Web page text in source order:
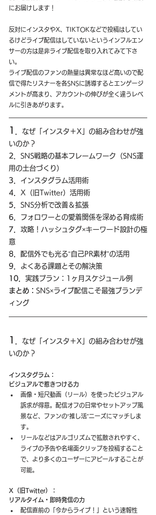
にお届けします！
反対にインスタやX、TIKTOKなどで投稿はしてい
るけどライブ配信はしていないというインフルエン
サーの方は是非ライブ配信を取り入れてみて下さ
い。
ライブ配信のファンの熱量は異常なほど高いので配
信で得たリスナーを各SNSに誘導するとエンゲージ
メントが高まり、アカウントの伸びが全く違うレベ
ルに引きあがります。
1
なぜ「インスタ＋X」の組み合わせが強
いのか？
2． SNS戦略の基本フレームワーク（SNS運
用の土台づくり）
3． インスタグラム活用術
4． X（旧Twitter）活用術
5． SNS分析で改善＆拡張
6． フォロワーとの愛着関係を深める育成術
7． 攻略！ハッシュタグ×キーワード設計の極
意
8． 配信外でも光る“自己PR素材”の活用
9． よくある課題とその解決策
10． 実践プラン：1ヶ月スケジュール例
まとめ： SNS×ライブ配信こそ最強ブランデ
ィング
1
なぜ「インスタ＋X」の組み合わせが強
いのか？
インスタグラム：
ビジュアルで惹きつける力
画像・短尺動画（リール）を使ったビジュアル
訴求が得意。配信オフの日常やセットアップ風
景など、ファンの“推し活”ニーズにマッチしま
す。
リールなどはアルゴリズムで拡散されやすく、
ライブの予告や名場面クリップを投稿すること
で、より多くのユーザーにアピールすることが
可能。
X（旧Twitter）：
リアルタイム・即時発信の力
配信直前の「今からライブ！」という速報性